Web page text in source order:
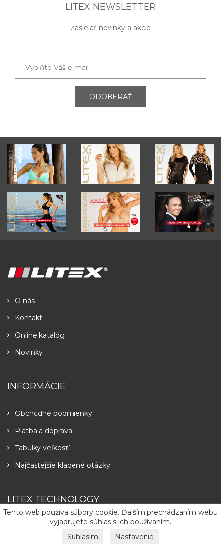
LITEX NEWSLETTER
Zasielať novinky a akcie
ODOBERAŤ
Tento web používa súbory cookie. Ďalším prechádzaním webu
vyjadrujete súhlas s ich používaním.
Súhlasím
Nastavenie
O nás
Kontakt
Online katalóg
Novinky
INFORMÁCIE
Obchodné podmienky
Platba a doprava
Tabulky veľkostí
Najčastejšie kladené otázky
LITEX TECHNOLOGY